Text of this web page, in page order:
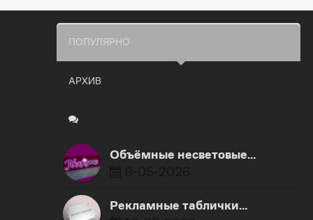
ПОПУЛЯРНО
АРХИВ
Объёмные несветовые…
Рекламные таблички…